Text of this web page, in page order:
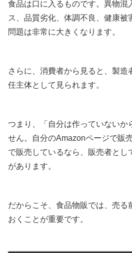
食品は口に入るものです。異物混
ス、品質劣化、体調不良、健康被
問題は非常に大きくなります。
さらに、消費者から見ると、製造
任主体として見られます。
つまり、「自分は作っていないか
せん。自分のAmazonページで販
で販売しているなら、販売者とし
があります。
だからこそ、食品物販では、売る
おくことが重要です。